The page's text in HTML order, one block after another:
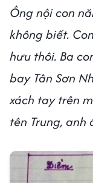
Ông nội con
không biết.
hưu thôi. Ba
bay Tân Sơn
xách tay trên
tên Trung, anh